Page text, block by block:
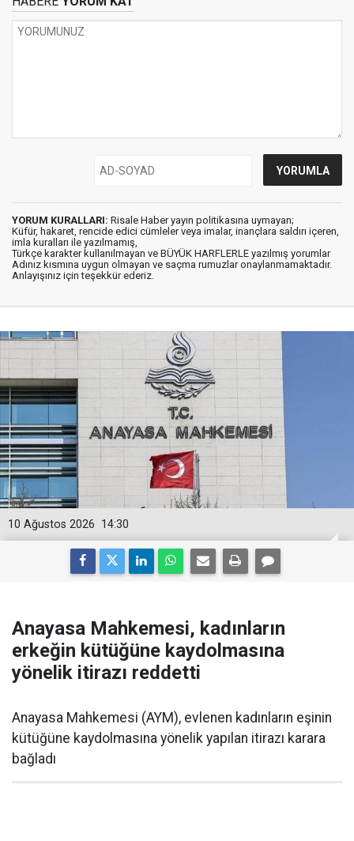
YORUM KURALLARI: Risale Haber yayın politikasına uymayan;
Küfür, hakaret, rencide edici cümleler veya imalar, inançlara saldırı içeren,
imla kuralları ile yazılmamış,
Türkçe karakter kullanılmayan ve BÜYÜK HARFLERLE yazılmış yorumlar
Adınız kısmına uygun olmayan ve saçma rumuzlar onaylanmamaktadır.
Anlayışınız için teşekkür ederiz.
14:30
10 Ağustos 2026
Anayasa Mahkemesi, kadınların
erkeğin kütüğüne kaydolmasına
yönelik itirazı reddetti
Anayasa Mahkemesi (AYM), evlenen kadınların eşinin
kütüğüne kaydolmasına yönelik yapılan itirazı karara
bağladı